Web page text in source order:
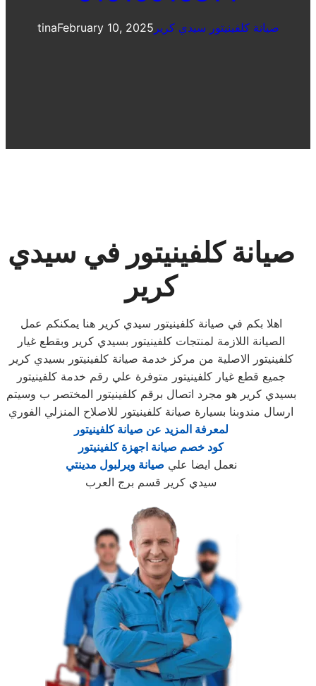
tinaFebruary 10, 2025 صيانة كلفينيتور سيدي كرير
صيانة كلفينيتور في سيدي
كرير
اهلا بكم في صيانة كلفينيتور سيدي كرير هنا يمكنكم عمل
الصيانة اللازمة لمنتجات كلفينيتور بسيدي كرير وبقطع غيار
كلفينيتور الاصلية من مركز خدمة صيانة كلفينيتور بسيدي كرير
جميع قطع غيار كلفينيتور متوفرة علي رقم خدمة كلفينيتور
بسيدي كرير هو مجرد اتصال برقم كلفينيتور المختصر ب وسيتم
ارسال مندوبنا بسيارة صيانة كلفينيتور للاصلاح المنزلي الفوري
لمعرفة المزيد عن صيانة كلفينيتور
كود خصم صيانة اجهزة كلفينيتور
نعمل ايضا علي صيانة ويرلبول مدينتي
سيدي كرير قسم برج العرب